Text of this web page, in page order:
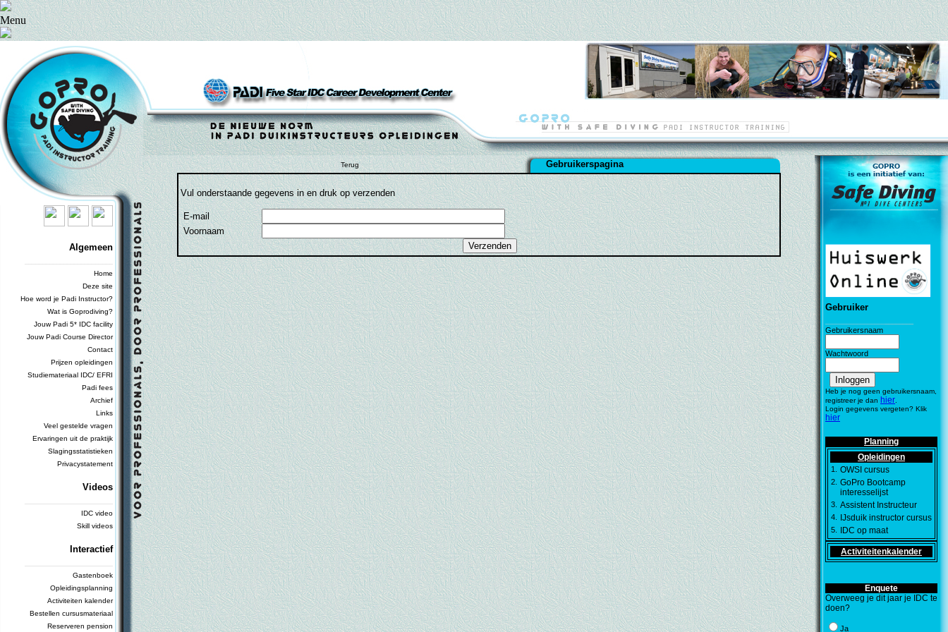
Menu
Algemeen
Home
Deze site
Hoe word je Padi Instructor?
Wat is Goprodiving?
Jouw Padi 5* IDC facility
Jouw Padi Course Director
Contact
Prijzen opleidingen
Studiemateriaal IDC/ EFRI
Padi fees
Archief
Links
Veel gestelde vragen
Ervaringen uit de praktijk
Slagingsstatistieken
Privacystatement
Videos
IDC video
Skill videos
Interactief
Gastenboek
Opleidingsplanning
Activiteiten kalender
Bestellen cursusmateriaal
Reserveren pension
Terug Gebruikerspagina
Vul onderstaande gegevens in en druk op verzenden
E-mail
Voornaam
Gebruiker
Gebruikersnaam
Wachtwoord
Heb je nog geen gebruikersnaam,
registreer je dan hier
Login gegevens vergeten? Klik
hier
Planning
Opleidingen
1. OWSI cursus
2. GoPro Bootcamp
interesselijst
3. Assistent Instructeur
4. IJsduik instructor cursus
5. IDC op maat
Activiteitenkalender
Enquete
Overweeg je dit jaar je IDC te
doen?
Ja